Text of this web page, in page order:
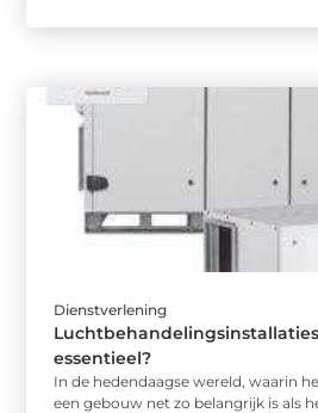
Dienstverlening
essentieel?
In de hedendaagse wereld, waarin
een gebouw net zo belangrijk is als